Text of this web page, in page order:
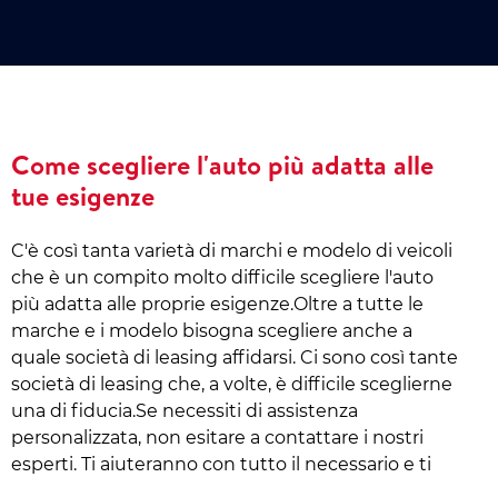
Come scegliere l'auto più adatta alle
tue esigenze
C'è così tanta varietà di marchi e modelo di veicoli
che è un compito molto difficile scegliere l'auto
più adatta alle proprie esigenze.Oltre a tutte le
marche e i modelo bisogna scegliere anche a
quale società di leasing affidarsi. Ci sono così tante
società di leasing che, a volte, è difficile sceglierne
una di fiducia.Se necessiti di assistenza
personalizzata, non esitare a contattare i nostri
esperti. Ti aiuteranno con tutto il necessario e ti